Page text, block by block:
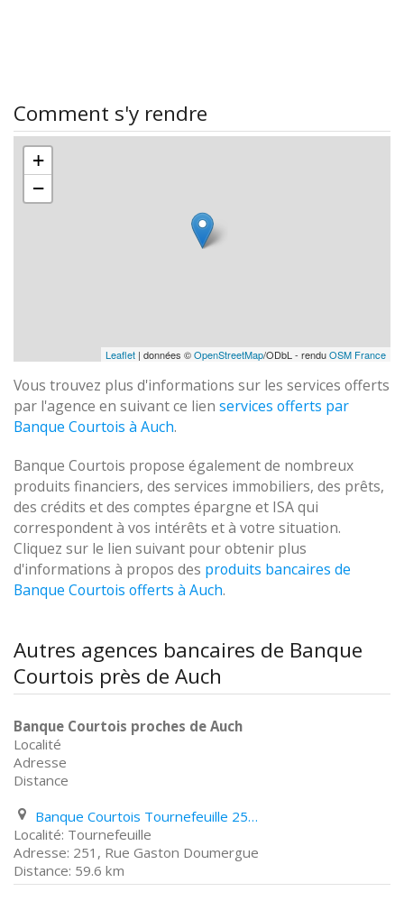
Comment s'y rendre
+
−
Leaflet | données ©OpenStreetMap/ODbL - renduOSM France
Vous trouvez plus d'informations sur les services offerts
par l'agence en suivant ce lien services offerts par
Banque Courtois à Auch.
Banque Courtois propose également de nombreux
produits financiers, des services immobiliers, des prêts,
des crédits et des comptes épargne et ISA qui
correspondent à vos intérêts et à votre situation.
Cliquez sur le lien suivant pour obtenir plus
d'informations à propos des produits bancaires de
Banque Courtois offerts à Auch.
Autres agences bancaires de Banque
Courtois près de Auch
Banque Courtois proches de Auch
Localité
Adresse
Distance
Banque Courtois Tournefeuille 251, Rue Gaston Doumergue
Tournefeuille
251, Rue Gaston Doumergue
59.6 km